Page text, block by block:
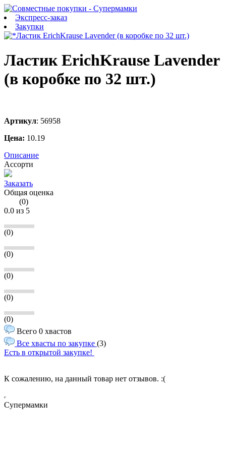
Экспресс-заказ
Закупки
Ластик ErichKrause Lavender
(в коробке по 32 шт.)
Артикул: 56958
Цена: 10.19
Описание
Ассорти
Заказать
Общая оценка
(0)
0.0 из 5
(0)
(0)
(0)
(0)
(0)
Всего 0 хвастов
Все хвасты по закупке (3)
Есть в открытой закупке!
К сожалению, на данный товар нет отзывов. :(
Супермамки